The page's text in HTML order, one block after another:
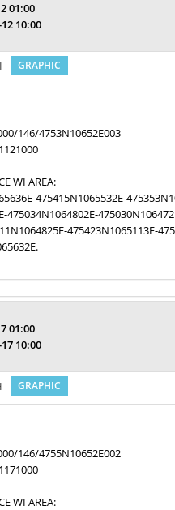
01:00
10:00
GRAPHIC
146/4753N10652E003
WI AREA:
475415N1065532E-
475034N1064802E-
475423N1065113E-
01:00
10:00
GRAPHIC
146/4755N10652E002
WI AREA: